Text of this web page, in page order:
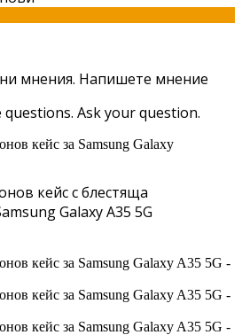
мнения. Напишете мнение
questions. Ask your question.
кейс с блестяща
Galaxy A35 5G